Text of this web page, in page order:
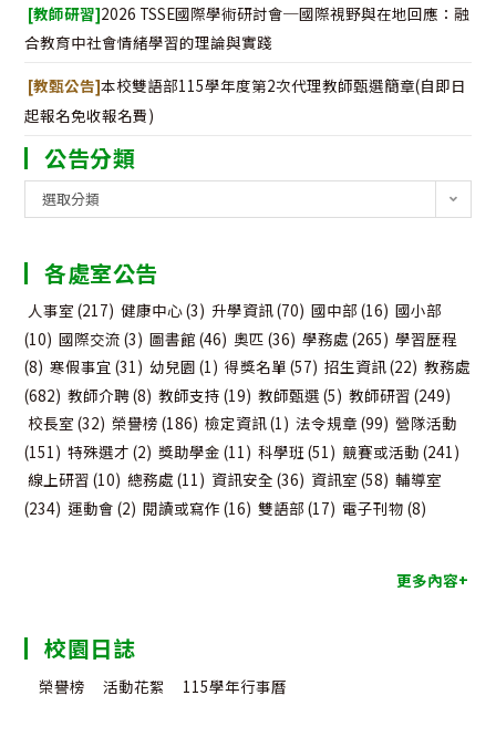
[教師研習]2026 TSSE國際學術研討會─國際視野與在地回應：融
合教育中社會情緒學習的理論與實踐
[教甄公告]本校雙語部115學年度第2次代理教師甄選簡章(自即日
起報名免收報名費)
公告分類
告
類
選取分類
各處室公告
人事室 (217) 健康中心(3) 升學資訊(70) 國中部 (16) 國小部
(10) 國際交流 (3) 圖書館 (46) 奧匹 (36) 學務處 (265) 學習歷程
(8) 寒假事宜 (31) 幼兒園 (1) 得獎名單 (57) 招生資訊(22) 教務處
(682) 教師介聘(8) 教師支持 (19) 教師甄選 (5) 教師研習 (249)
校長室 (32) 榮譽榜 (186) 檢定資訊(1) 法令規章 (99) 營隊活動
(151) 特殊選才 (2) 獎助學金 (11) 科學班 (51) 競賽或活動 (241)
線上研習 (10) 總務處 (11) 資訊安全 (36) 資訊室 (58) 輔導室
(234) 運動會 (2) 閱讀或寫作 (16) 雙語部 (17) 電子刊物 (8)
更多內容+
校園日誌
榮譽榜 活動花絮 115學年行事曆